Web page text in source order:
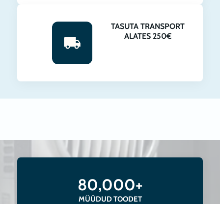
TASUTA TRANSPORT
ALATES 250€
80,000+
MÜÜDUD TOODET